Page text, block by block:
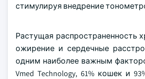
стимулируя внедрение
Растущая распространенность
ожирение и сердечные
одним наиболее важным
Vmed Technology, 61% кошек и